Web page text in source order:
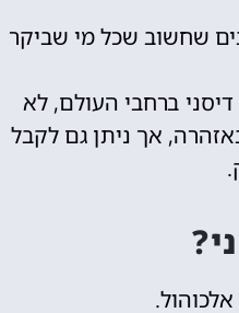
שחשוב שכל מי שביקר
ברחבי העולם, לא
אך ניתן גם לקבל